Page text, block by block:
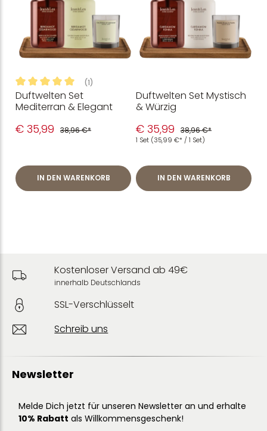
Durchschnittliche Bewertung von 5 von 5 Sternen
(1)
Duftwelten Set
Mediterran & Elegant
€ 35,99 38,96 €*
IN DEN WARENKORB
Duftwelten Set Mystisch
& Würzig
€ 35,99 38,96 €*
1 Set (35,99 €* / 1 Set)
IN DEN WARENKORB
Kostenloser Versand ab 49€
innerhalb Deutschlands
SSL-Verschlüsselt
Schreib uns
Newsletter
Melde Dich jetzt für unseren Newsletter an und erhalte
10% Rabatt als Willkommensgeschenk!